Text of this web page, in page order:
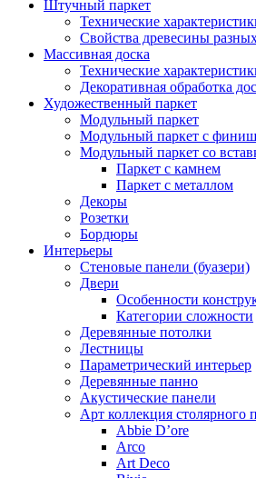
Штучный паркет
Технические
Свойства древесины
Массивная доска
Технические
Декоративная обработка
Художественный паркет
Модульный паркет
Модульный паркет с
Модульный паркет со
Паркет с камнем
Паркет с металлом
Декоры
Розетки
Бордюры
Интерьеры
Стеновые панели (буазери)
Двери
Особенности
Категории сложности
Деревянные потолки
Лестницы
Параметрический интерьер
Деревянные панно
Акустические панели
Арт коллекция столярного
Abbie D’ore
Arco
Art Deco